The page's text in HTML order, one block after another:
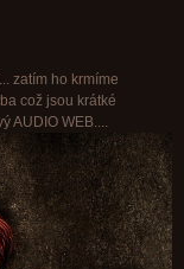
zatím ho krmíme
což jsou krátké
AUDIO WEB....